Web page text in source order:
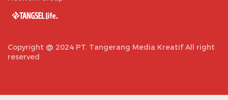
Copyright @ 2024 PT. Tangerang Media Kreatif All right
reserved